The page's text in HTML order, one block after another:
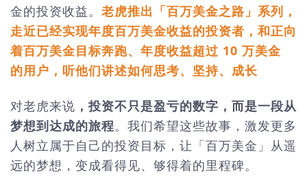
金的投资收益。 老虎推出「百万美金之路」系列，
走近已经实现年度百万美金收益的投资者，和正向
着百万美金目标奔跑、年度收益超过 10 万美金
的用户，听他们讲述如何思考、坚持、成长
对老虎来说 ，投资不只是盈亏的数字，而是一段从
梦想到达成的旅程。我们希望这些故事，激发更多
人树立属于自己的投资目标，让「百万美金」从遥
远的梦想，变成看得见、够得着的里程碑。